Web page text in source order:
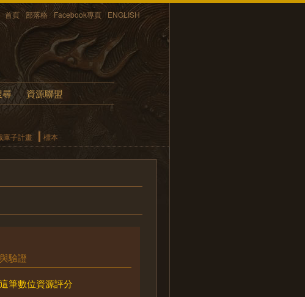
首頁 部落格 Facebook專頁 ENGLISH
尋 資源聯盟
庫子計畫 標本
驗證
筆數位資源評分